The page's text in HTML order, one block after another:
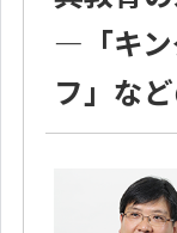
―「キン
フ」な